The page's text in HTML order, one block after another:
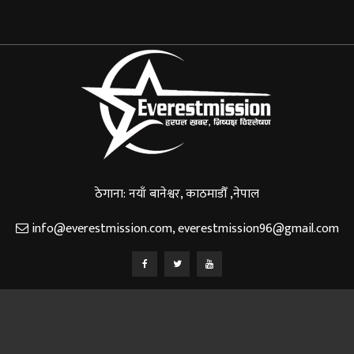
ठेगाना: नयाँ बानेश्वर, काठमाडौँ ,नेपाल
info@everestmission.com,everestmission96@gmail.com